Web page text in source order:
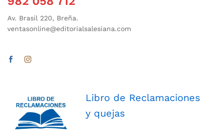
Av. Brasil 220, Breña.
ventasonline@editorialsalesiana.com
Libro de Reclamaciones
y quejas